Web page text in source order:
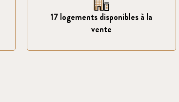
17 logements disponibles à la
vente